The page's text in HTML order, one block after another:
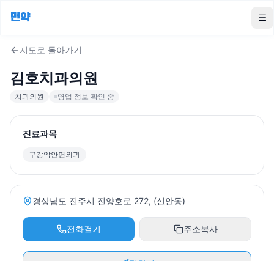
먼약
지도로 돌아가기
김호치과의원
치과의원 영업 정보 확인 중
진료과목
구강악안면외과
경상남도 진주시 진양호로 272, (신안동)
전화걸기 주소복사